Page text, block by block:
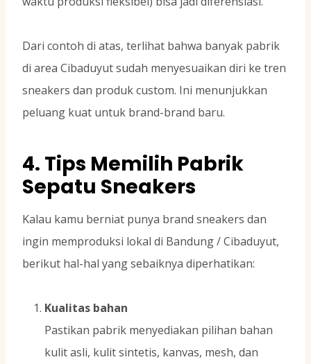
Dari contoh di atas, terlihat bahwa banyak pabrik
di area Cibaduyut sudah menyesuaikan diri ke tren
sneakers dan produk custom. Ini menunjukkan
peluang kuat untuk brand-brand baru.
4. Tips Memilih Pabrik
Sepatu Sneakers
Kalau kamu berniat punya brand sneakers dan
ingin memproduksi lokal di Bandung / Cibaduyut,
berikut hal-hal yang sebaiknya diperhatikan:
Kualitas bahan
Pastikan pabrik menyediakan pilihan bahan
kulit asli, kulit sintetis, kanvas, mesh, dan